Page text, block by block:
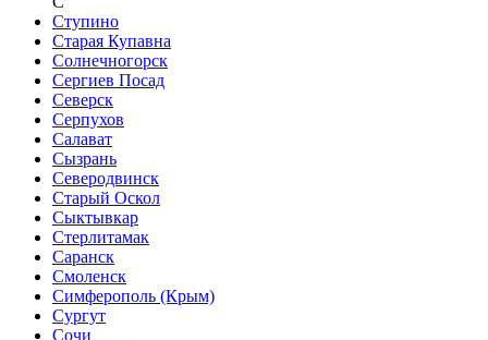
Ступино
Старая Купавна
Солнечногорск
Сергиев Посад
Северск
Серпухов
Салават
Сызрань
Северодвинск
Старый Оскол
Сыктывкар
Стерлитамак
Саранск
Смоленск
Симферополь (Крым)
Сургут
Сочи